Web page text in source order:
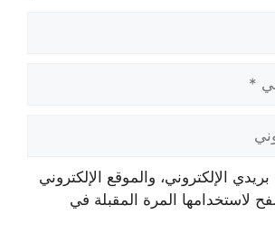
الإلكتروني، والموقع الإلكتروني
لاستخدامها المرة المقبلة في